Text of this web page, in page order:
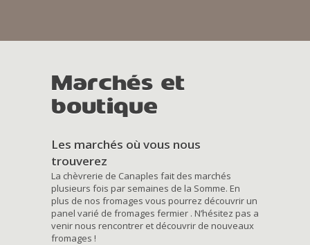
Marchés et
boutique
Les marchés où vous nous
trouverez
La chèvrerie de Canaples fait des marchés
plusieurs fois par semaines de la Somme. En
plus de nos fromages vous pourrez découvrir un
panel varié de fromages fermier . N’hésitez pas a
venir nous rencontrer et découvrir de nouveaux
fromages !